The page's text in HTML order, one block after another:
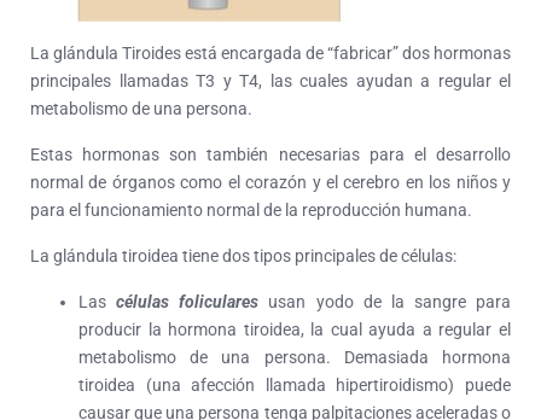
La glándula Tiroides está encargada de “fabricar” dos hormonas
principales llamadas T3 y T4, las cuales ayudan a regular el
metabolismo de una persona.
Estas hormonas son también necesarias para el desarrollo
normal de órganos como el corazón y el cerebro en los niños y
para el funcionamiento normal de la reproducción humana.
La glándula tiroidea tiene dos tipos principales de células:
Lascélulas foliculares usan yodo de la sangre para
producir la hormona tiroidea, la cual ayuda a regular el
metabolismo de una persona. Demasiada hormona
tiroidea (una afección llamada hipertiroidismo) puede
causar que una persona tenga palpitaciones aceleradas o